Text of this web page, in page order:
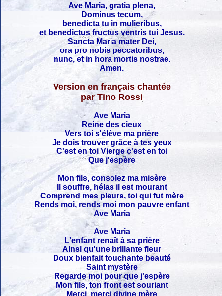
Ave Maria, gratia plena,
Dominus tecum,
benedicta tu in mulieribus,
et benedictus fructus ventris tui Jesus.
Sancta Maria mater Dei,
ora pro nobis peccatoribus,
nunc, et in hora mortis nostrae.
Amen.
Version en français chantée
par Tino Rossi
Ave Maria
Reine des cieux
Vers toi s'élève ma prière
Je dois trouver grâce à tes yeux
C'est en toi Vierge c'est en toi
Que j'espère
Mon fils, consolez ma misère
Il souffre, hélas il est mourant
Comprend mes pleurs, toi qui fut mère
Rends moi, rends moi mon pauvre enfant
Ave Maria
Ave Maria
L'enfant renaît à sa prière
Ainsi qu'une brillante fleur
Doux bienfait touchante beauté
Saint mystère
Regarde moi pour que j'espère
Mon fils, ton front est souriant
Merci, merci divine mère